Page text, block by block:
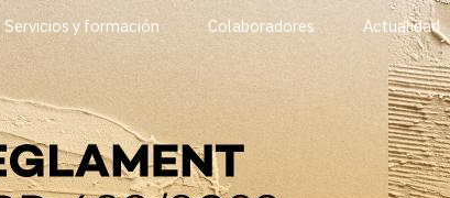
Servicios y formación Colaboradores Actualidad